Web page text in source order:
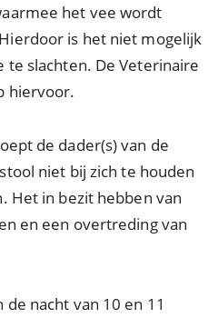
het vee wordt
is het niet mogelijk
te slachten. De Veterinaire
hiervoor.
de dader(s) van de
niet bij zich te houden
Het in bezit hebben van
en een overtreding van
nacht van 10 en 11